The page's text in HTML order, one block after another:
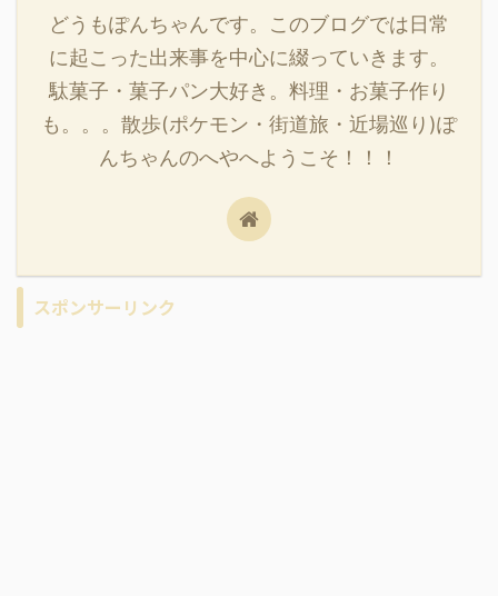
どうもぽんちゃんです。このブログでは日常
に起こった出来事を中心に綴っていきます。
駄菓子・菓子パン大好き。料理・お菓子作り
も。。。散歩(ポケモン・街道旅・近場巡り)ぽ
んちゃんのへやへようこそ！！！
スポンサーリンク